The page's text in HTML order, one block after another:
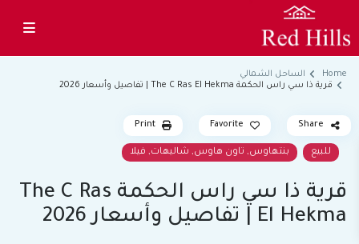
Home
الساحل الشمالي
قرية ذا سي راس الحكمة The C Ras El Hekma | تفاصيل وأسعار 2026
للبيع بنتهاوس, تاون هاوس, شاليهات, فيلا
قرية ذا سي راس الحكمة The C Ras
El Hekma | تفاصيل وأسعار 2026
Share
Favorite
Print